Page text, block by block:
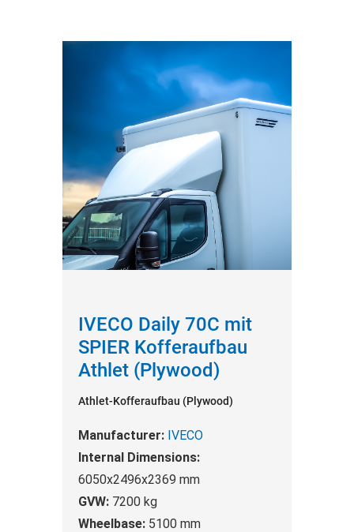
IVECO Daily 70C mit
SPIER Kofferaufbau
Athlet (Plywood)
Athlet-Kofferaufbau (Plywood)
Manufacturer: IVECO
Internal Dimensions:
6050x2496x2369 mm
GVW: 7200 kg
Wheelbase: 5100 mm